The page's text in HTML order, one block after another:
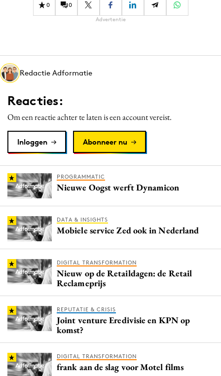
Influencer marketing
Media
Merkstrategie
PR
Programmatic
Purpose Marketing
Reputatie & crisis
0 0
Advertentie
Redactie Adformatie
Reacties:
Om een reactie achter te laten is een account vereist.
Inloggen Abonneer nu
PROGRAMMATIC
Nieuwe Oogst werft Dynamicon
DATA & INSIGHTS
Mobiele service Zed ook in Nederland
DIGITAL TRANSFORMATION
Nieuw op de Retaildagen: de Retail
Reclameprijs
REPUTATIE & CRISIS
Joint venture Eredivisie en KPN op
komst?
DIGITAL TRANSFORMATION
frank aan de slag voor Motel films